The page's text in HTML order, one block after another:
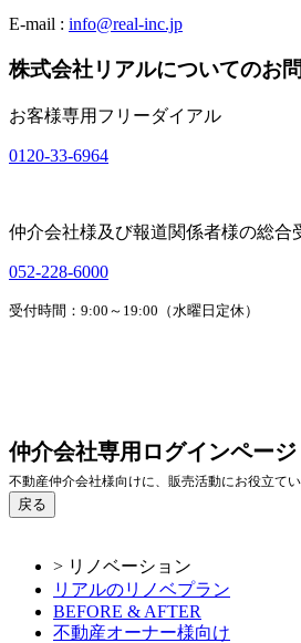
E-mail : info@real-inc.jp
株式会社リアルについてのお
お客様専用フリーダイアル
0120-33-6964
仲介会社様及び報道関係者様の総合
052-228-6000
受付時間：9:00～19:00（水曜日定休）
戻る
> リノベーション
リアルのリノベプラン
BEFORE & AFTER
不動産オーナー様向け